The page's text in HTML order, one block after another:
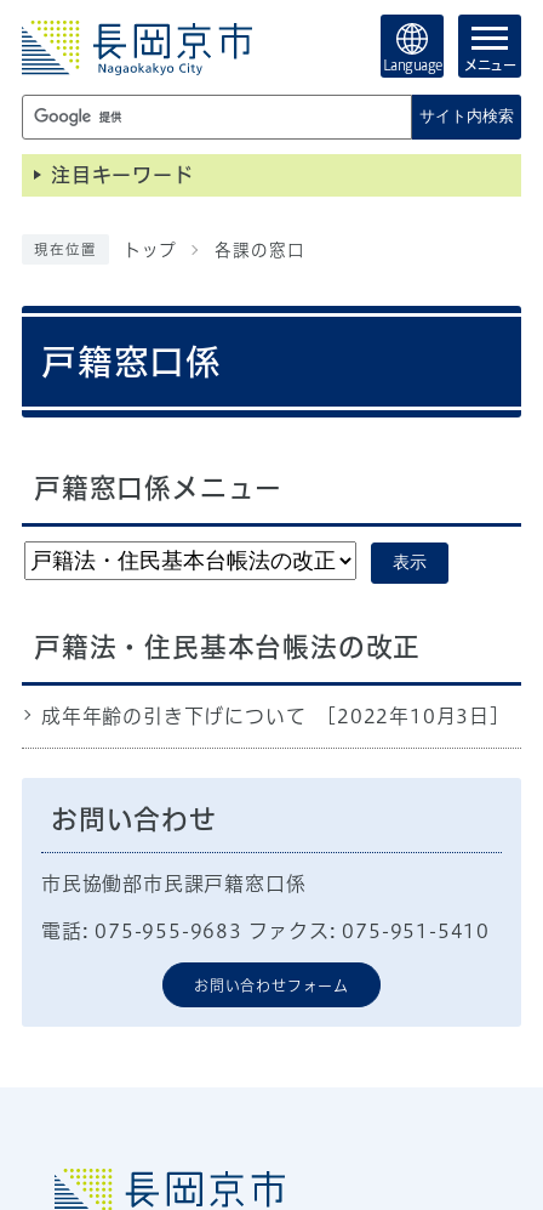
Language メニュー
サイト内検索
注目キーワード
現在位置 トップ 各課の窓口
戸籍窓口係
戸籍窓口係メニュー
表示
戸籍法・住民基本台帳法の改正
成年年齢の引き下げについて [2022年10月3日]
お問い合わせ
市民協働部市民課戸籍窓口係
電話: 075-955-9683 ファクス: 075-951-5410
お問い合わせフォーム